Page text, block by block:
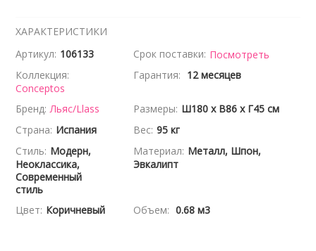
ХАРАКТЕРИСТИКИ
Артикул: 106133 Срок поставки: Посмотреть
Коллекция:
Conceptos
Гарантия: 12 месяцев
Бренд: Льяс/Llass Размеры: Ш180 x В86 x Г45 см
Страна: Испания Вес: 95 кг
Стиль: Модерн,
Неоклассика,
Современный
стиль
Материал: Металл, Шпон,
Эвкалипт
Цвет: Коричневый Объем: 0.68 м3